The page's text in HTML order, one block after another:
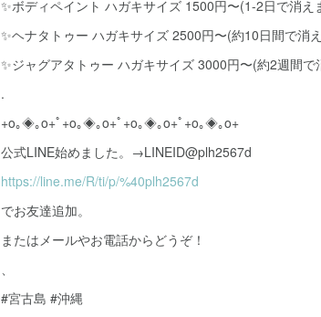
✨ボディペイント ハガキサイズ 1500円〜(1-2日で消え
✨ヘナタトゥー ハガキサイズ 2500円〜(約10日間で消
✨ジャグアタトゥー ハガキサイズ 3000円〜(約2週間
.
+o｡◈｡o+ﾟ+o｡◈｡o+ﾟ+o｡◈｡o+ﾟ+o｡◈｡o+
公式LINE始めました。→LINEID@plh2567d
https://line.me/R/ti/p/%40plh2567d
でお友達追加。
またはメールやお電話からどうぞ！
、
#宮古島 #沖縄